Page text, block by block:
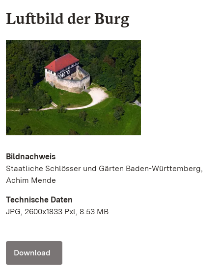
Luftbild der Burg
Bildnachweis
Staatliche Schlösser und Gärten Baden-Württemberg,
Achim Mende
Technische Daten
JPG, 2600x1833 Pxl, 8.53 MB
Download